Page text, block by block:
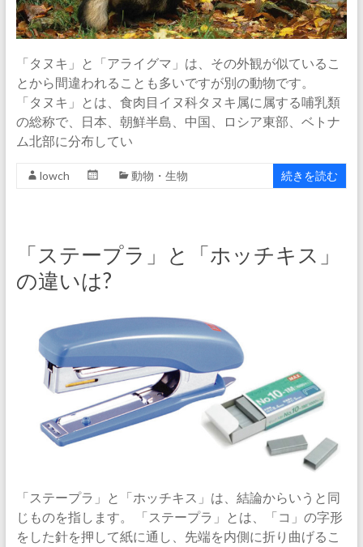
「タヌキ」と「アライグマ」は、その外観が似ているこ
とから間違われることも多いですが別の動物です。
「タヌキ」とは、食肉目イヌ科タヌキ属に属する哺乳類
の総称で、日本、朝鮮半島、中国、ロシア東部、ベトナ
ム北部に分布してい
lowch 動物・生物 続きを読む
「ステープラ」と「ホッチキス」
の違いは?
「ステープラ」と「ホッチキス」は、結論からいうと同
じものを指します。 「ステープラ」とは、「コ」の字形
をした針を押して紙に通し、先端を内側に折り曲げるこ